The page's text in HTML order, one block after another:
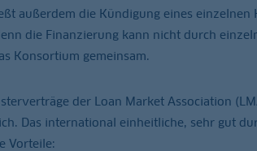
außerdem die Kündigung eines
die Finanzierung kann nicht durch
Konsortium gemeinsam.
der Loan Market Association
Das international einheitliche, sehr gut
Vorteile: